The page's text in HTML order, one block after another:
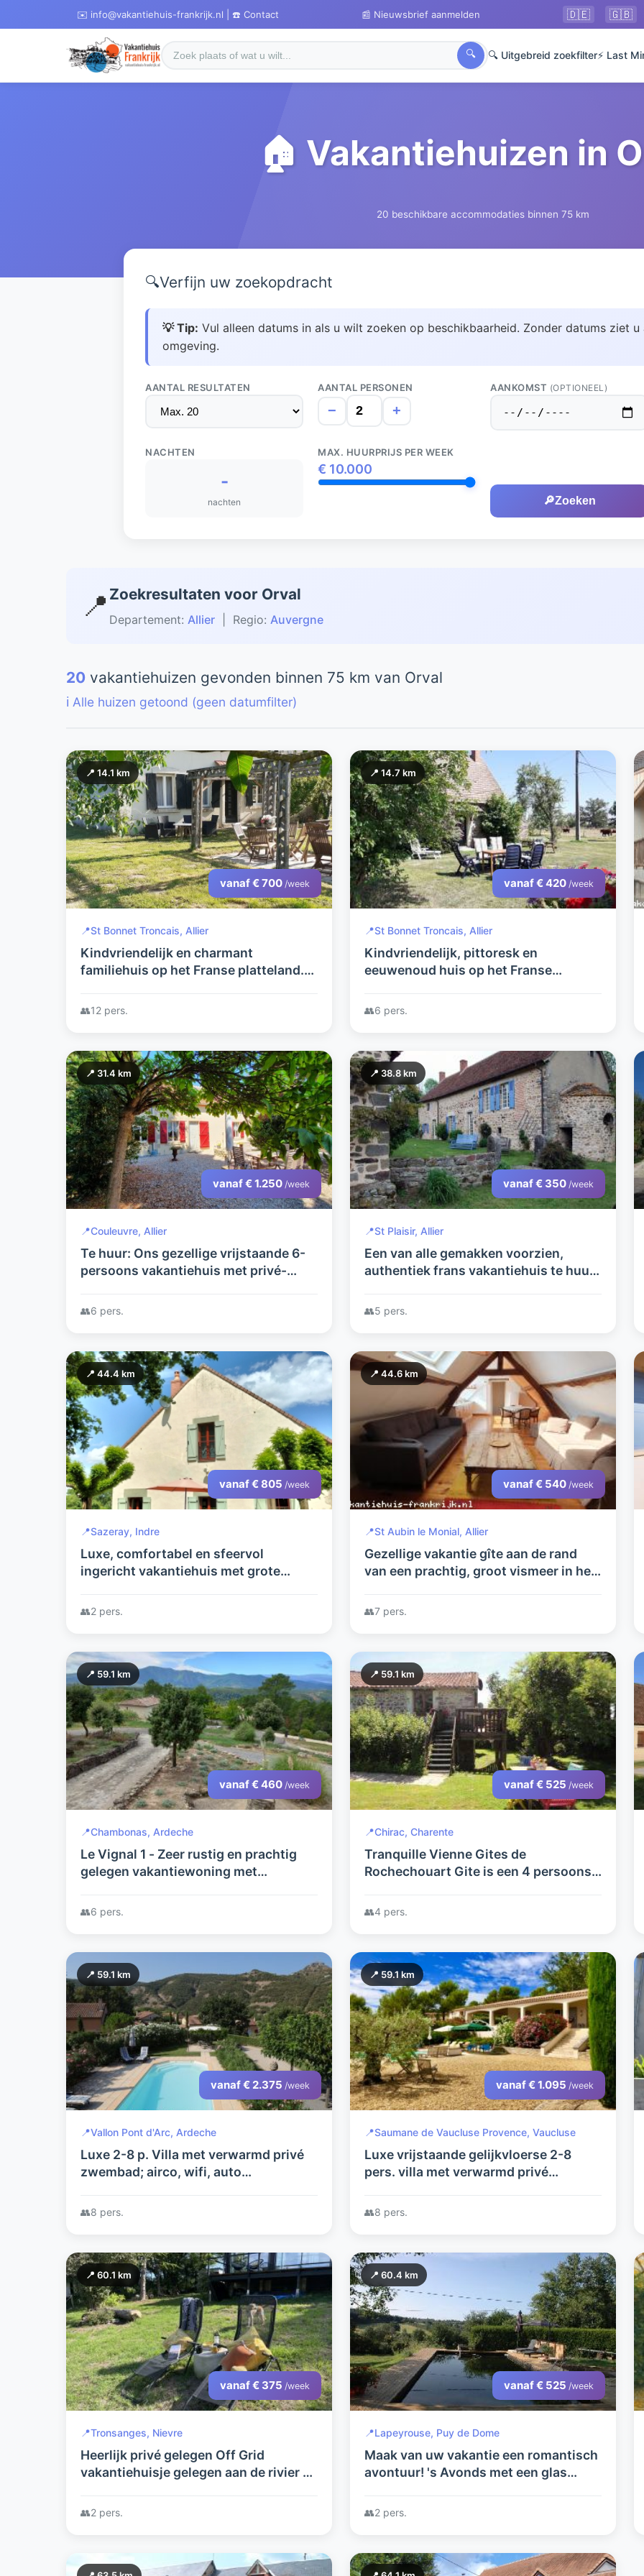
✉️ info@vakantiehuis-frankrijk.nl | ☎️ Contact 📰 Nieuwsbrief aanmelden 🇩🇪 🇬🇧
🔍 🔍 Uitgebreid zoekfilter⚡ Last
🏠 Vakantiehuizen in
20 beschikbare accommodaties binnen 75 km
🔍Verfijn uw zoekopdracht
💡 Tip: Vul alleen datums in als u wilt zoeken op beschikbaarheid. Zonder datums ziet
omgeving.
AANTAL RESULTATEN AANTAL PERSONEN
− +
AANKOMST (OPTIONEEL)
NACHTEN
-
nachten
MAX. HUURPRIJS PER WEEK
€ 10.000
🔎Zoeken
📍 Zoekresultaten voor Orval
Departement: Allier | Regio: Auvergne
20 vakantiehuizen gevonden binnen 75 km van Orval
ℹ️ Alle huizen getoond (geen datumfilter)
📍 14.1 km
vanaf € 700 /week
📍St Bonnet Troncais, Allier
Kindvriendelijk en charmant
familiehuis op het Franse platteland.
en recreatie.
👥12 pers.
📍 14.7 km
vanaf € 420 /week
📍St Bonnet Troncais, Allier
Kindvriendelijk, pittoresk en
eeuwenoud huis op het Franse
het buitenleven..
👥6 pers.
📍 31.4 km
vanaf € 1.250 /week
📍Couleuvre, Allier
Te huur: Ons gezellige vrijstaande 6-
persoons vakantiehuis met privé-
kinderen, volwassenen en een hond.
👥6 pers.
📍 38.8 km
vanaf € 350 /week
📍St Plaisir, Allier
Een van alle gemakken voorzien,
authentiek frans vakantiehuis te huur.
👥5 pers.
📍 44.4 km
vanaf € 805 /week
📍Sazeray, Indre
Luxe, comfortabel en sfeervol
ingericht vakantiehuis met grote
voorzieningen.
👥2 pers.
📍 44.6 km
vanaf € 540 /week
📍St Aubin le Monial, Allier
Gezellige vakantie gîte aan de rand
van een prachtig, groot vismeer in het
Allier in midden Frankrijk.
👥7 pers.
📍 59.1 km
vanaf € 460 /week
📍Chambonas, Ardeche
Le Vignal 1 - Zeer rustig en prachtig
gelegen vakantiewoning met
Ardèche
👥6 pers.
📍 59.1 km
vanaf € 525 /week
📍Chirac, Charente
Tranquille Vienne Gites de
Rochechouart Gite is een 4 persoons
Meren, attracties en cultuur.
👥4 pers.
📍 59.1 km
vanaf € 2.375 /week
📍Vallon Pont d'Arc, Ardeche
Luxe 2-8 p. Villa met verwarmd privé
zwembad; airco, wifi, auto
zenders+o.a. 2 tennisbanen
👥8 pers.
📍 59.1 km
vanaf € 1.095 /week
📍Saumane de Vaucluse Provence, Vaucluse
Luxe vrijstaande gelijkvloerse 2-8
pers. villa met verwarmd privé
grote tuin op fraai Domaine met
👥8 pers.
📍 60.1 km
vanaf € 375 /week
📍Tronsanges, Nievre
Heerlijk privé gelegen Off Grid
vakantiehuisje gelegen aan de rivier de
Loire
👥2 pers.
📍 60.4 km
vanaf € 525 /week
📍Lapeyrouse, Puy de Dome
Maak van uw vakantie een romantisch
avontuur! 's Avonds met een glas
hottub naar de sterren kijken...
👥2 pers.